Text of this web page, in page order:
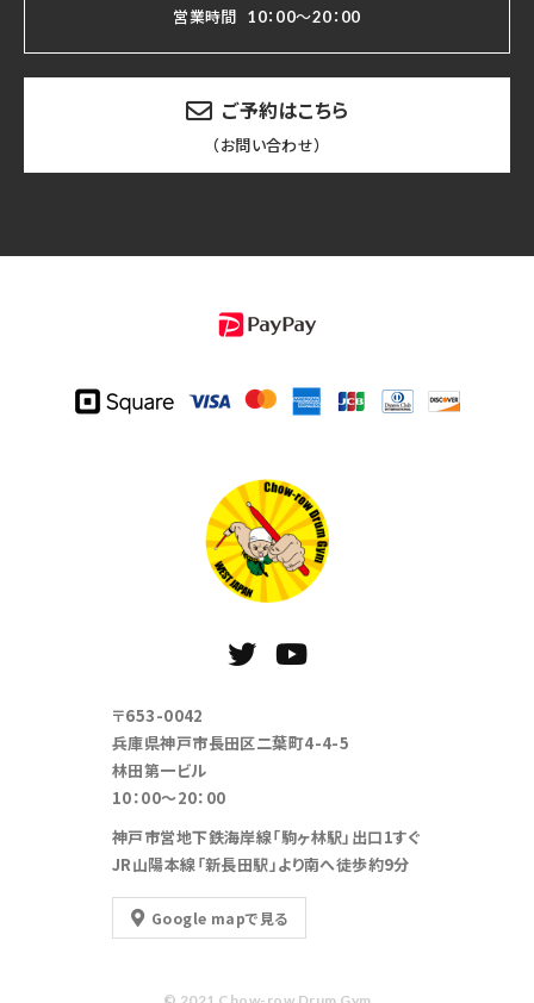
営業時間 10：00～20：00
ご予約はこちら
（お問い合わせ）
〒653-0042
兵庫県神戸市長田区二葉町4-4-5
林田第一ビル
10：00～20：00
神戸市営地下鉄海岸線「駒ヶ林駅」出口1すぐ
JR山陽本線「新長田駅」より南へ徒歩約9分
Google mapで見る